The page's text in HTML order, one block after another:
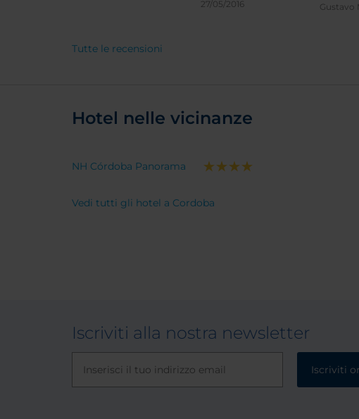
27/05/2016
Gustavo
Tutte le recensioni
Hotel nelle vicinanze
NH Córdoba Panorama
Vedi tutti gli hotel a Cordoba
Iscriviti alla nostra newsletter
Iscriviti